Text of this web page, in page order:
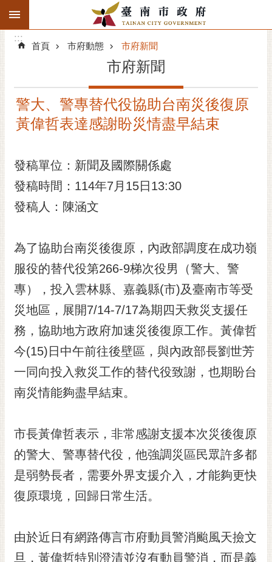
跳到主要內容區塊
搜
階
精彩府城
市府團隊
主題服務
市民互動
黃
偉
哲
螢
光
花
祭
網
站
導
覽
訂
閱
RSS
:::
:::
首頁 市府動態 市府新聞
市府新聞
警大、警專替代役協助台南災後復原
黃偉哲表達感謝盼災情盡早結束
發稿單位：新聞及國際關係處
發稿時間：114年7月15日13:30
發稿人：陳涵文
為了協助台南災後復原，內政部調度在成功嶺
服役的替代役第266-9梯次役男（警大、警
專），投入雲林縣、嘉義縣(市)及臺南市等受
災地區，展開7/14-7/17為期四天救災支援任
務，協助地方政府加速災後復原工作。黃偉哲
今(15)日中午前往後壁區，與內政部長劉世芳
一同向投入救災工作的替代役致謝，也期盼台
南災情能夠盡早結束。
市長黃偉哲表示，非常感謝支援本次災後復原
的警大、警專替代役，他強調災區民眾許多都
是弱勢長者，需要外界支援介入，才能夠更快
復原環境，回歸日常生活。
由於近日有網路傳言市府動員警消颱風天撿文
旦，黃偉哲特別澄清並沒有動員警消，而是義